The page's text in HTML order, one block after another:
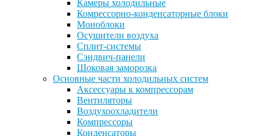
Камеры холодильные
Комрессорно-конденсаторные блоки
Моноблоки
Осушители воздуха
Сплит-системы
Сэндвич-панели
Шоковая заморозка
Основные части холодильных систем
Аксессуары к компрессорам
Вентиляторы
Воздухоохладители
Компрессоры
Конденсаторы